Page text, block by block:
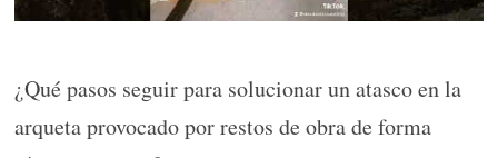
¿Qué pasos seguir para solucionar un atasco en la
arqueta provocado por restos de obra de forma